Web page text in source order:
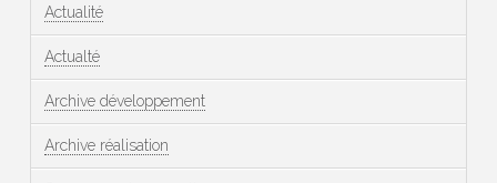
Actualité
Actualté
Archive développement
Archive réalisation